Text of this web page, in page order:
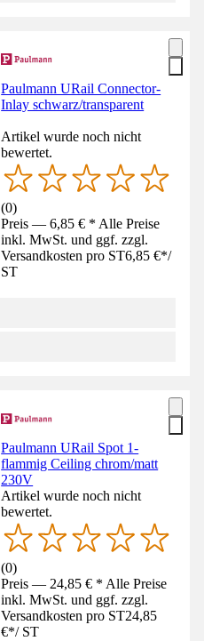
Paulmann URail Connector-
Inlay schwarz/transparent
Artikel wurde noch nicht
bewertet.
(0)
Preis — 6,85 € * Alle Preise
inkl. MwSt. und ggf. zzgl.
Versandkosten pro ST6,85 €*/
ST
Paulmann URail Spot 1-
flammig Ceiling chrom/matt
230V
Artikel wurde noch nicht
bewertet.
(0)
Preis — 24,85 € * Alle Preise
inkl. MwSt. und ggf. zzgl.
Versandkosten pro ST24,85
€*/ ST